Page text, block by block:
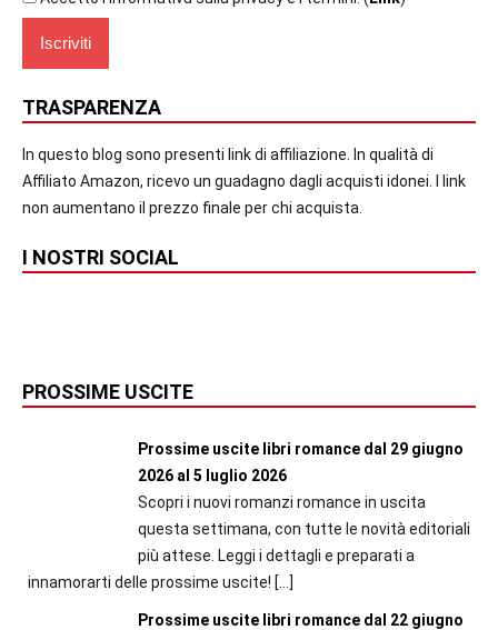
TRASPARENZA
In questo blog sono presenti link di affiliazione. In qualità di
Affiliato Amazon, ricevo un guadagno dagli acquisti idonei. I link
non aumentano il prezzo finale per chi acquista.
I NOSTRI SOCIAL
PROSSIME USCITE
Prossime uscite libri romance dal 29 giugno
2026 al 5 luglio 2026
Scopri i nuovi romanzi romance in uscita
questa settimana, con tutte le novità editoriali
più attese. Leggi i dettagli e preparati a
innamorarti delle prossime uscite! […]
Prossime uscite libri romance dal 22 giugno